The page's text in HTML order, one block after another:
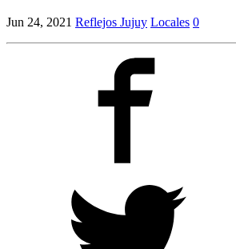
Jun 24, 2021 Reflejos Jujuy Locales 0